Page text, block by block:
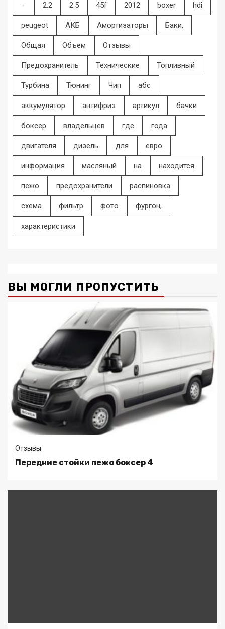
– 2.2 2.5 45f 2012 boxer hdi
peugeot АКБ Амортизаторы Баки,
Общая Объем Отзывы
Предохранитель Технические Топливный
Турбина Тюнинг Чип абс
аккумулятор антифриз артикул бачки
боксер владельцев где года
двигателя дизель для евро
информация масляный на находится
пежо предохранители распиновка
схема фильтр фото фургон,
характеристики
ВЫ МОГЛИ ПРОПУСТИТЬ
Отзывы
Передние стойки пежо боксер 4